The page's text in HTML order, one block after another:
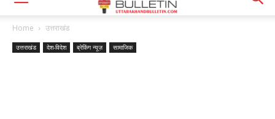
Home उत्तराखंड
उत्तराखंड देश-विदेश ब्रेकिंग न्यूज़ सामाजिक